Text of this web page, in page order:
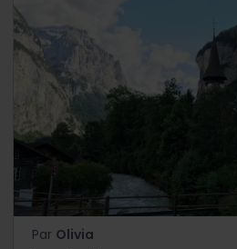
Par Olivia